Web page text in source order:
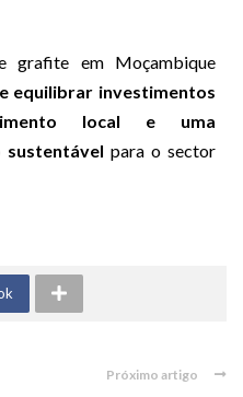
grafite em Moçambique
equilibrar investimentos
local e uma
sustentável para o sector
Próximo artigo